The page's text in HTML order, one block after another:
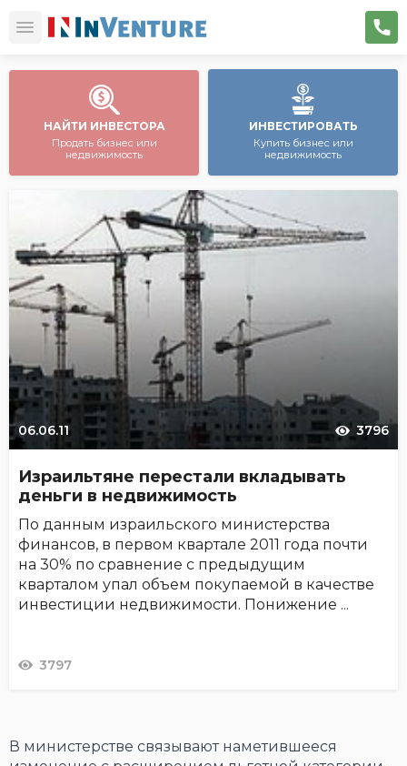
НАЙТИ ИНВЕСТОРА
Продать бизнес или
недвижимость
ИНВЕСТИРОВАТЬ
Купить бизнес или
недвижимость
06.06.11 3796
Израильтяне перестали вкладывать
деньги в недвижимость
По данным израильского министерства
финансов, в первом квартале 2011 года почти
на 30% по сравнение с предыдущим
кварталом упал объем покупаемой в качестве
инвестиции недвижимости. Понижение ...
3797
В министерстве связывают наметившееся